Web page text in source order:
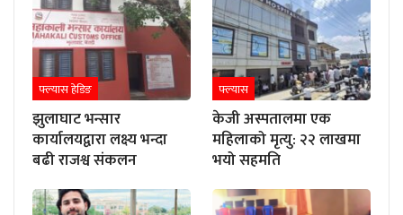
फ्ल्यास हेडिङ
झुलाघाट भन्सार
कार्यालयद्वारा लक्ष्य भन्दा
बढी राजश्व संकलन
फ्ल्यास
केजी अस्पतालमा एक
महिलाको मृत्यु: २२ लाखमा
भयो सहमति